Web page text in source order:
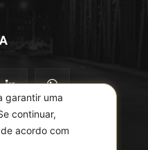
garantir uma
continuar,
acordo com